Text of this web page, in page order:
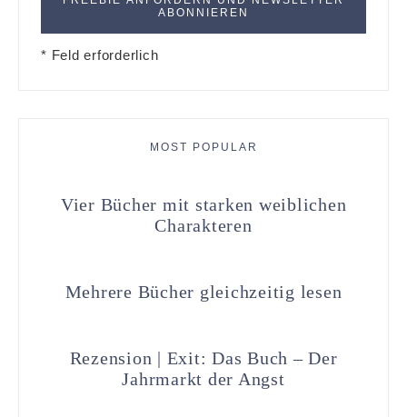
* Feld erforderlich
MOST POPULAR
Vier Bücher mit starken weiblichen
Charakteren
Mehrere Bücher gleichzeitig lesen
Rezension | Exit: Das Buch – Der
Jahrmarkt der Angst